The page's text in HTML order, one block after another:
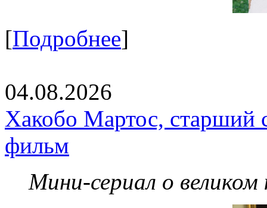
[Подробнее]
04.08.2026
Хакобо Мартос, старший
фильм
Мини-сериал о великом